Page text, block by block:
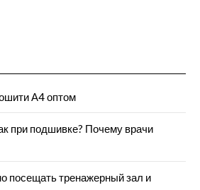
А4 оптом
при подшивке? Почему врачи
посещать тренажерный зал и